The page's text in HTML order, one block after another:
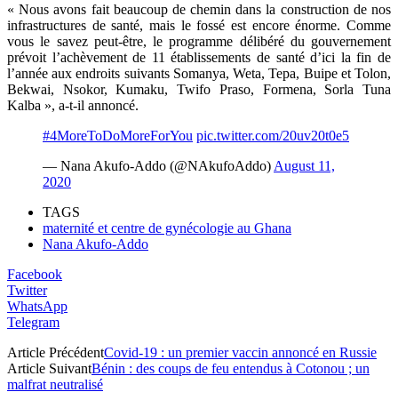
« Nous avons fait beaucoup de chemin dans la construction de nos
infrastructures de santé, mais le fossé est encore énorme. Comme
vous le savez peut-être, le programme délibéré du gouvernement
prévoit l’achèvement de 11 établissements de santé d’ici la fin de
l’année aux endroits suivants Somanya, Weta, Tepa, Buipe et Tolon,
Bekwai, Nsokor, Kumaku, Twifo Praso, Formena, Sorla Tuna
Kalba », a-t-il annoncé.
#4MoreToDoMoreForYou pic.twitter.com/20uv20t0e5
— Nana Akufo-Addo (@NAkufoAddo) August 11,
2020
TAGS
maternité et centre de gynécologie au Ghana
Nana Akufo-Addo
Facebook
Twitter
WhatsApp
Telegram
Article PrécédentCovid-19 : un premier vaccin annoncé en Russie
Article SuivantBénin : des coups de feu entendus à Cotonou ; un
malfrat neutralisé